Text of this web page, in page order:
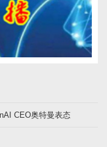
CEO奥特曼表态